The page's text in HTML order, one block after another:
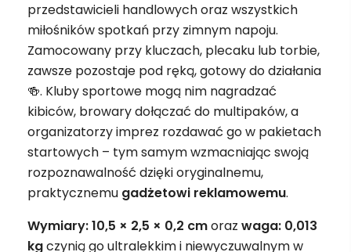
przedstawicieli handlowych oraz wszystkich
miłośników spotkań przy zimnym napoju.
Zamocowany przy kluczach, plecaku lub torbie,
zawsze pozostaje pod ręką, gotowy do działania
🍻. Kluby sportowe mogą nim nagradzać
kibiców, browary dołączać do multipaków, a
organizatorzy imprez rozdawać go w pakietach
startowych – tym samym wzmacniając swoją
rozpoznawalność dzięki oryginalnemu,
praktycznemu gadżetowi reklamowemu.
Wymiary: 10,5 × 2,5 × 0,2 cmoraz waga: 0,013
kgczynią go ultralekkim i niewyczuwalnym w